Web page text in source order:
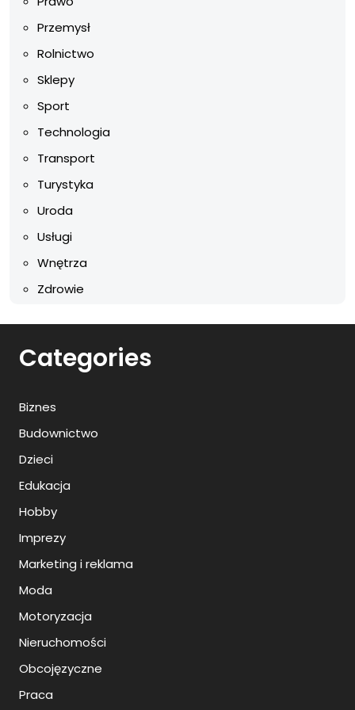
Przemysł
Rolnictwo
Sklepy
Sport
Technologia
Transport
Turystyka
Uroda
Usługi
Wnętrza
Zdrowie
Categories
Biznes
Budownictwo
Dzieci
Edukacja
Hobby
Imprezy
Marketing i reklama
Moda
Motoryzacja
Nieruchomości
Obcojęzyczne
Praca